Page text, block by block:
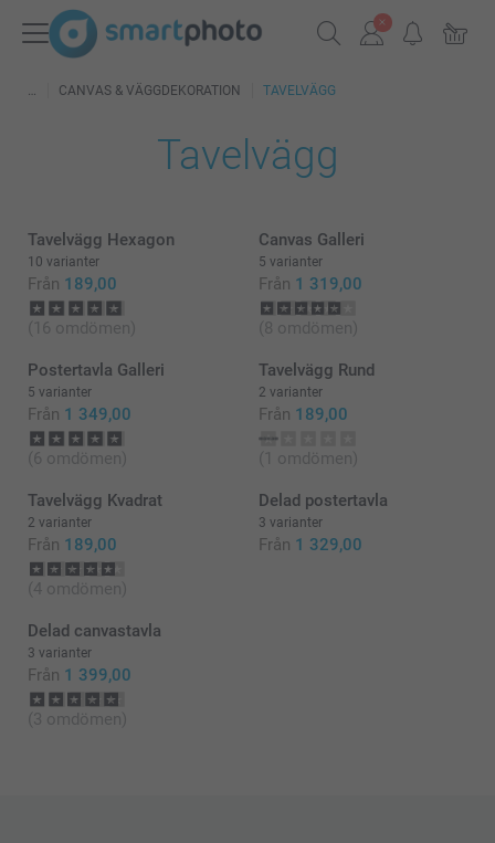
CANVAS & VÄGGDEKORATION TAVELVÄGG
Tavelvägg
Tavelvägg Hexagon
10 varianter
Från 189,00
(16 omdömen)
Canvas Galleri
5 varianter
Från 1 319,00
(8 omdömen)
Postertavla Galleri
5 varianter
Från 1 349,00
(6 omdömen)
Tavelvägg Rund
2 varianter
Från 189,00
(1 omdömen)
Tavelvägg Kvadrat
2 varianter
Från 189,00
(4 omdömen)
Delad postertavla
3 varianter
Från 1 329,00
Delad canvastavla
3 varianter
Från 1 399,00
(3 omdömen)